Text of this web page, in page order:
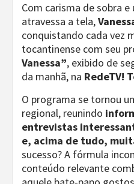
Com carisma de sobra
atravessa a tela,
conquistando cada vez
tocantinense com seu
Vanessa”, exibido de
da manhã, na RedeTV!
O programa se tornou
regional, reunindo
entrevistas
e, acima de tudo,
sucesso? A fórmula
conteúdo relevante